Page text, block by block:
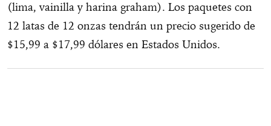
(lima, vainilla y harina graham). Los paquetes con
12 latas de 12 onzas tendrán un precio sugerido de
$15,99 a $17,99 dólares en Estados Unidos.